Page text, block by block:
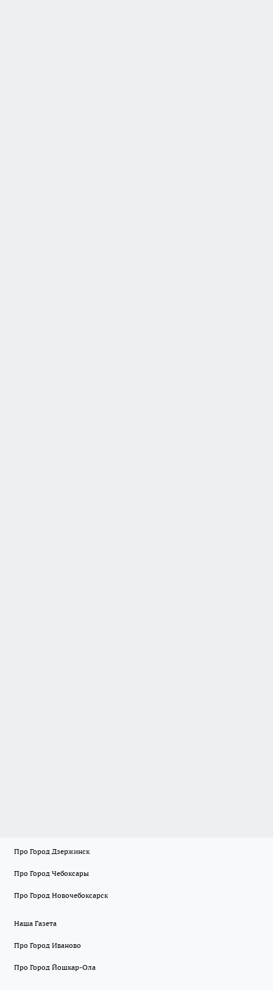
Про Город Дзержинск
Про Город Чебоксары
Про Город Новочебоксарск
Наша Газета
Про Город Иваново
Про Город Йошкар-Ола